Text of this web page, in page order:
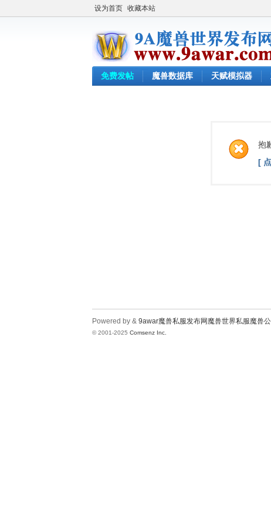
设为首页 收藏本站
免费发帖 魔兽数据库 天赋模拟器
抱
[
Powered by & 9awar魔兽私服发布网魔兽世界私服魔兽
© 2001-2025 Comsenz Inc.